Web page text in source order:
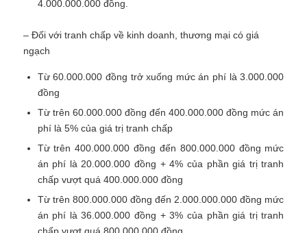
4.000.000.000 đồng.
– Đối với tranh chấp về kinh doanh, thương mại có giá
ngạch
Từ 60.000.000 đồng trở xuống mức án phí là 3.000.000
đồng
Từ trên 60.000.000 đồng đến 400.000.000 đồng mức án
phí là 5% của giá trị tranh chấp
Từ trên 400.000.000 đồng đến 800.000.000 đồng mức
án phí là 20.000.000 đồng + 4% của phần giá trị tranh
chấp vượt quá 400.000.000 đồng
Từ trên 800.000.000 đồng đến 2.000.000.000 đồng mức
án phí là 36.000.000 đồng + 3% của phần giá trị tranh
chấp vượt quá 800.000.000 đồng